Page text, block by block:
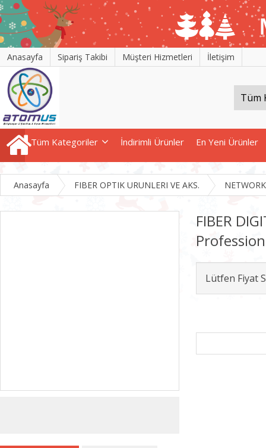
Anasayfa Sipariş Takibi Müşteri Hizmetleri İletişim
Tüm Kategoriler İndirimli Ürünler En Yeni Ürünler
Anasayfa FIBER OPTIK URUNLERI VE AKS.
FIBER
Lütfen Fiyat